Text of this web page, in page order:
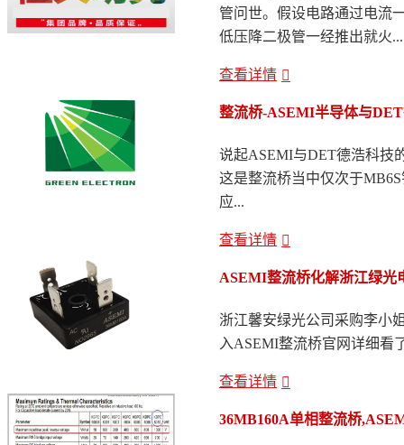
管问世。假设电路通过电流
低压降二极管一经推出就火...
查看详情
整流桥-ASEMI半导体与
说起ASEMI与DET德浩科技
这是整流桥当中仅次于
应...
查看详情
ASEMI整流桥化解浙江绿光
浙江馨安绿光公司采购李小
入ASEMI整流桥官网详细看
查看详情
36MB160A单相整流桥